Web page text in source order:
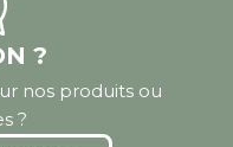
?
nos produits ou
?